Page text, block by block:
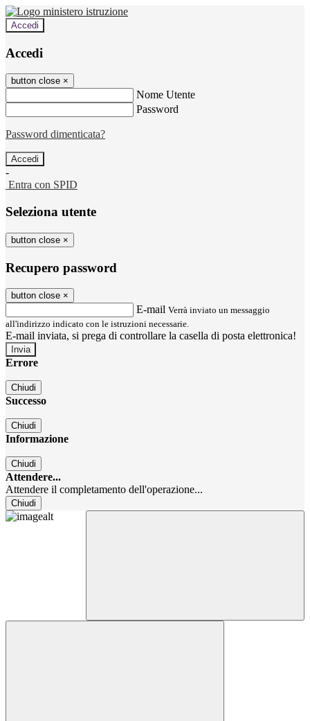
Accedi
Accedi
button close ×
Nome Utente
Password
Password dimenticata?
-
Entra con SPID
Seleziona utente
button close ×
Recupero password
button close ×
E-mail Verrà inviato un messaggio
all'indirizzo indicato con le istruzioni necessarie.
E-mail inviata, si prega di controllare la casella di posta elettronica!
Errore
Chiudi
Successo
Chiudi
Informazione
Chiudi
Attendere...
Attendere il completamento dell'operazione...
Chiudi